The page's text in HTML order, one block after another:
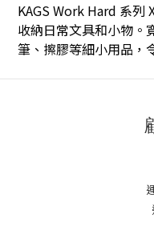
KAGS Work Hard 系列
收納日常文具和小物。
筆、擦膠等細小用品，